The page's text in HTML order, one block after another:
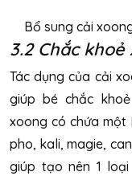
Bổ sung cải
3.2 Chắc khoẻ
Tác dụng của cải
giúp bé chắc
xoong có chứa
pho, kali, magie,
giúp tạo nên 1